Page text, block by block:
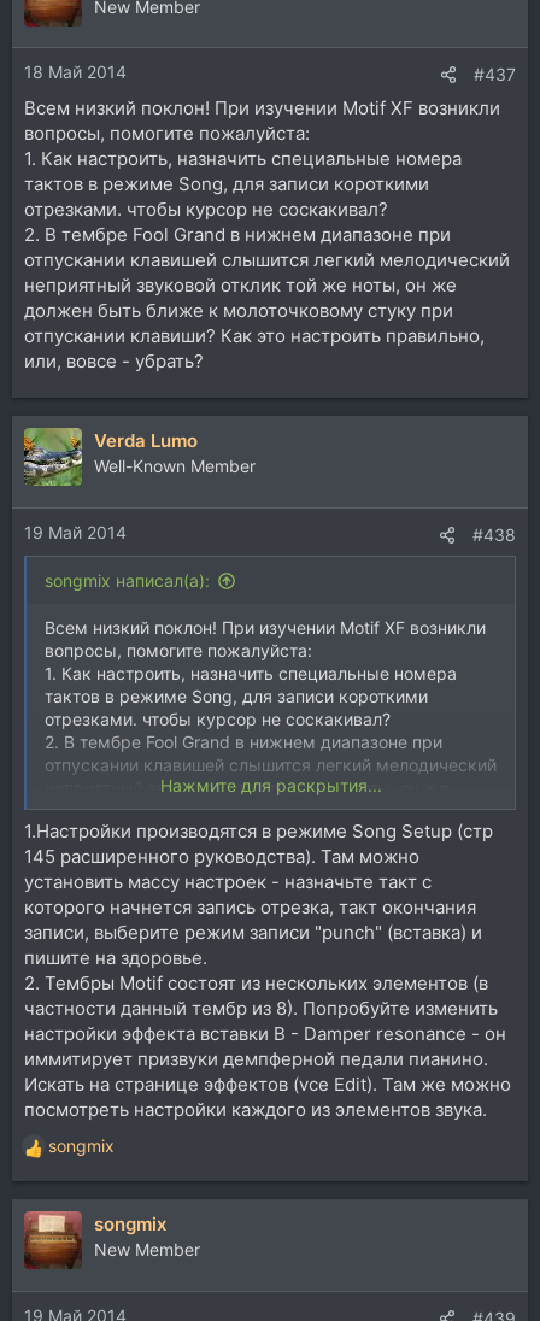
и
и
:
New Member
18 Май 2014 #437
Всем низкий поклон! При изучении Motif XF возникли
вопросы, помогите пожалуйста:
1. Как настроить, назначить специальные номера
тактов в режиме Song, для записи короткими
отрезками. чтобы курсор не соскакивал?
2. В тембре Fool Grand в нижнем диапазоне при
отпускании клавишей слышится легкий мелодический
неприятный звуковой отклик той же ноты, он же
должен быть ближе к молоточковому стуку при
отпускании клавиши? Как это настроить правильно,
или, вовсе - убрать?
Verda Lumo
Well-Known Member
19 Май 2014 #438
songmix написал(а):
Всем низкий поклон! При изучении Motif XF возникли
вопросы, помогите пожалуйста:
1. Как настроить, назначить специальные номера
тактов в режиме Song, для записи короткими
отрезками. чтобы курсор не соскакивал?
2. В тембре Fool Grand в нижнем диапазоне при
отпускании клавишей слышится легкий мелодический
неприятный звуковой отклик той же ноты, он же
должен быть ближе к молоточковому стуку при
отпускании клавиши? Как это настроить правильно,
или, вовсе - убрать?
Нажмите для раскрытия...
1.Настройки производятся в режиме Song Setup (стр
145 расширенного руководства). Там можно
установить массу настроек - назначьте такт с
которого начнется запись отрезка, такт окончания
записи, выберите режим записи "punch" (вставка) и
пишите на здоровье.
2. Тембры Motif состоят из нескольких элементов (в
частности данный тембр из 8). Попробуйте изменить
настройки эффекта вставки B - Damper resonance - он
иммитирует призвуки демпферной педали пианино.
Искать на странице эффектов (vce Edit). Там же можно
посмотреть настройки каждого из элементов звука.
Р
е
а
к
ц
и
и
:
songmix
songmix
New Member
19 Май 2014